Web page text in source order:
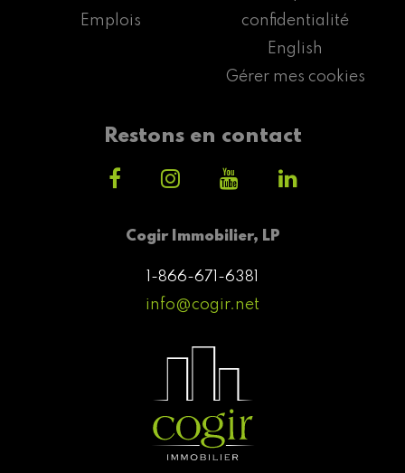
Cogir Immobilier, LP
1-866-671-6381
info@cogir.net
Emplois
confidentialité
English
Gérer mes cookies
Restons en contact